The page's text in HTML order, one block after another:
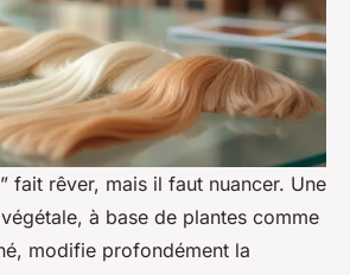
fait rêver, mais il faut nuancer. Une
à base de plantes comme
modifie profondément la